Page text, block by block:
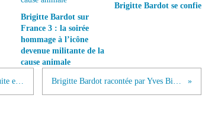
Brigitte Bardot sur
France 3 : la soirée
hommage à l’icône
devenue militante de la
cause animale
Brigitte Bardot se confie
Brigitte Bardot film "Le trou Normand"...suite et FIN Brigitte Bardot racontée par Yves Bigot...